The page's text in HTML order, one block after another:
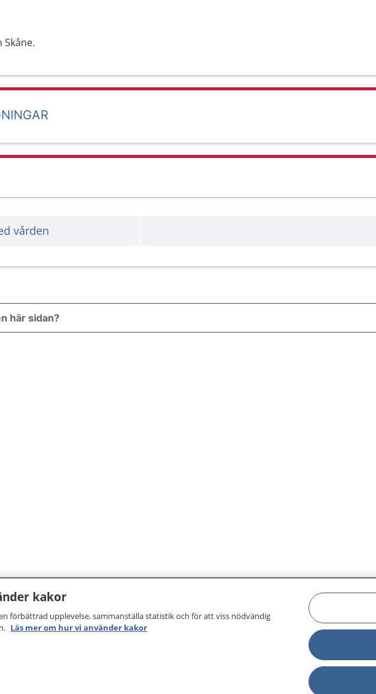
vården
här sidan?
kakor
förbättrad upplevelse, sammanställa statistik och för att viss nödvändig
Läs mer om hur vi använder kakor